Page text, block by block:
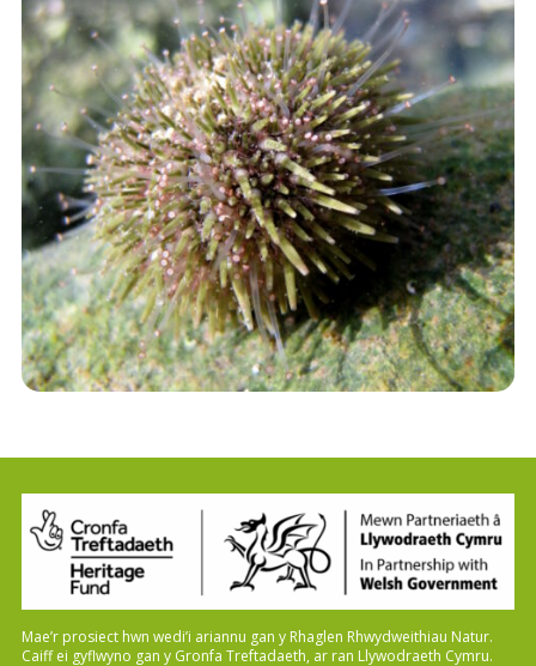
Mae’r prosiect hwn wedi’i ariannu gan y Rhaglen Rhwydweithiau Natur.
Caiff ei gyflwyno gan y Gronfa Treftadaeth, ar ran Llywodraeth Cymru.